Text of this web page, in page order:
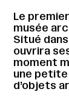
Le
musée
Situé
ouvrira
moment
une
d’objets